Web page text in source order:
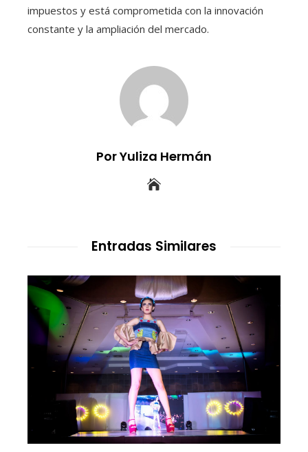
impuestos y está comprometida con la innovación
constante y la ampliación del mercado.
Por Yuliza Hermán
Entradas Similares